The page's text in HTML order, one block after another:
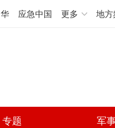
应急中国 更多 地
专题 军